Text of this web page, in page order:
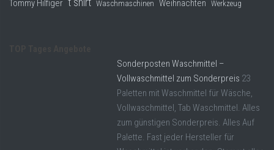
Tommy Hilfiger Waschmaschinen Weihnachten Werkzeug
Sonderposten Waschmittel –
Vollwaschmittel zum Sonderpreis 23
Paletten mit Waschmittel für Wäsche,
Vollwaschmittel, Tab Waschmittel. Alles
zum günstigen Sonderpreis. Alles Auf
Palette. Fast jeder Hersteller für